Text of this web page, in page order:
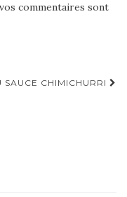
commentaires sont
CHIMICHURRI